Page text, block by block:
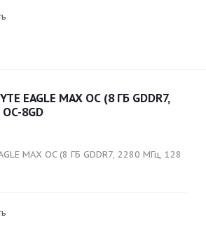
EAGLE MAX OC (8 ГБ GDDR7,
8GD
MAX OC (8 ГБ GDDR7, 2280 МГц, 128